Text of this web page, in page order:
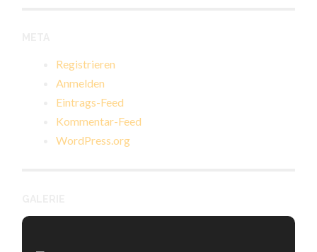
Registrieren
Anmelden
Eintrags-Feed
Kommentar-Feed
WordPress.org